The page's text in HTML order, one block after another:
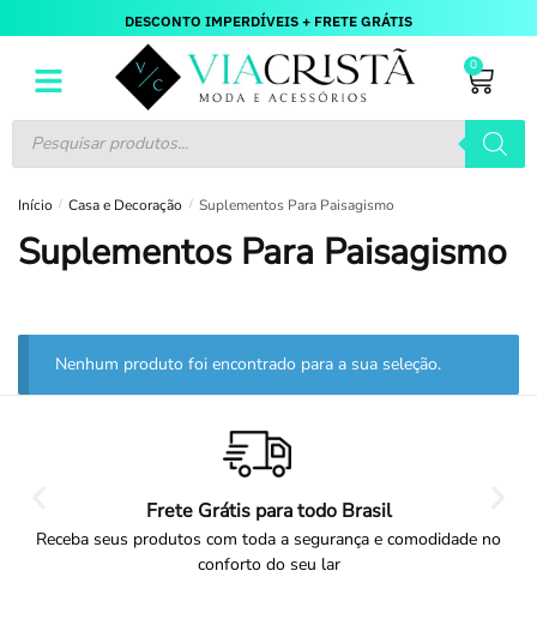
DESCONTO IMPERDÍVEIS + FRETE GRÁTIS
0
Início / Casa e Decoração / Suplementos Para Paisagismo
Suplementos Para Paisagismo
Nenhum produto foi encontrado para a sua seleção.
Frete Grátis para todo Brasil
Receba seus produtos com toda a segurança e comodidade no
conforto do seu lar